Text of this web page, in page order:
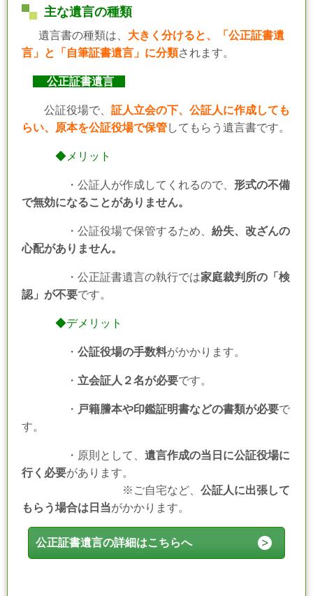
主な遺言の種類
遺言書の種類は、 大きく分けると、「公正証書遺
言」と「自筆証書遺言」に分類されます。
公正証書遺言
公証役場で、 証人立会の下、公証人に作成しても
らい、原本を公証役場で保管してもらう遺言書です。
◆メリット
・公証人が作成してくれるので、 形式の不備
で無効になることがありません。
・公証役場で保管するため、 紛失、改ざんの
心配がありません。
・公正証書遺言の執行では家庭裁判所の「検
認」が不要です。
◆デメリット
・ 公証役場の手数料がかかります。
・ 立会証人２名が必要です。
・ 戸籍謄本や印鑑証明書などの書類が必要で
す。
・原則として、 遺言作成の当日に公証役場に
行く必要があります。
※ご自宅など、 公証人に出張して
もらう場合は日当がかかります。
公正証書遺言の詳細はこちらへ